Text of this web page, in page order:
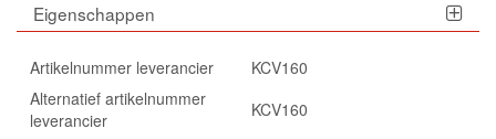
Eigenschappen
Artikelnummer leverancier
KCV160
Alternatief artikelnummer
leverancier
KCV160